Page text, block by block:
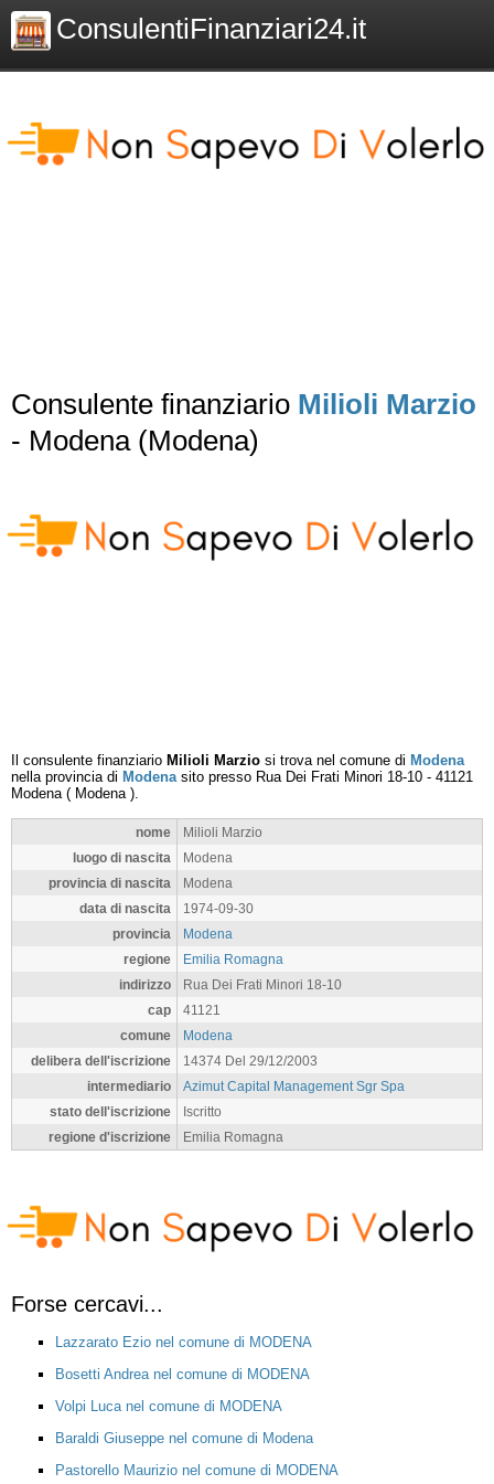
ConsulentiFinanziari24.it
Consulente finanziario Milioli Marzio
- Modena (Modena)
Il consulente finanziario Milioli Marzio si trova nel comune di Modena
nella provincia di Modenasito presso Rua Dei Frati Minori 18-10 - 41121
Modena( Modena).
nome
Milioli Marzio
luogo di nascita
Modena
provincia di nascita
Modena
data di nascita
1974-09-30
provincia
Modena
regione
Emilia Romagna
indirizzo
Rua Dei Frati Minori 18-10
cap
41121
comune
Modena
delibera dell'iscrizione
14374 Del 29/12/2003
intermediario
Azimut Capital Management Sgr Spa
stato dell'iscrizione
Iscritto
regione d'iscrizione
Emilia Romagna
Forse cercavi...
Lazzarato Ezio nel comune di MODENA
Bosetti Andrea nel comune di MODENA
Volpi Luca nel comune di MODENA
Baraldi Giuseppe nel comune di Modena
Pastorello Maurizio nel comune di MODENA